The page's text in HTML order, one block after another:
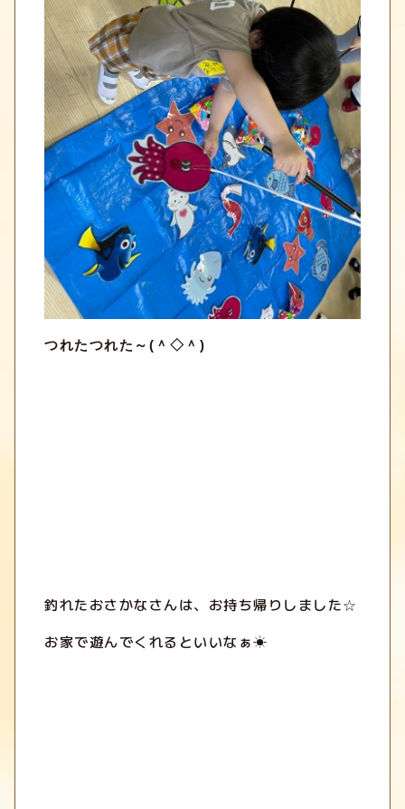
つれたつれた～(＾◇＾)
釣れたおさかなさんは、お持ち帰りしました☆
お家で遊んでくれるといいなぁ☀